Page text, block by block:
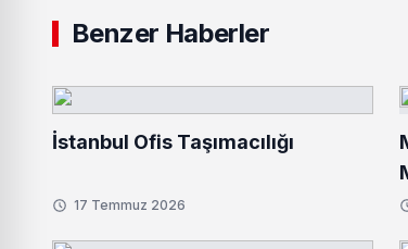
Benzer Haberler
İstanbul Ofis Taşımacılığı
17 Temmuz 2026